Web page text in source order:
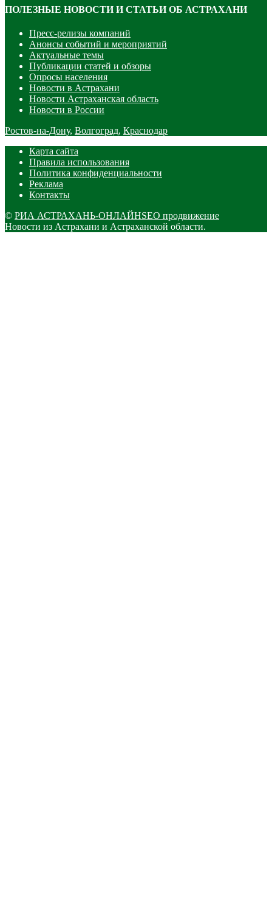
ПОЛЕЗНЫЕ НОВОСТИ И СТАТЬИ ОБ АСТРАХАНИ
Пресс-релизы компаний
Анонсы событий и мероприятий
Актуальные темы
Публикации статей и обзоры
Опросы населения
Новости в Астрахани
Новости Астраханская область
Новости в России
Ростов-на-Дону, Волгоград, Краснодар
Карта сайта
Правила использования
Политика конфиденциальности
Реклама
Контакты
© РИА АСТРАХАНЬ-ОНЛАЙНSEO продвижение
Новости из Астрахани и Астраханской области.